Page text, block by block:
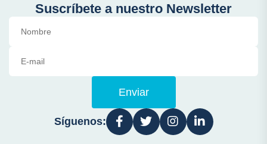
Suscríbete a nuestro Newsletter
Enviar
Síguenos: